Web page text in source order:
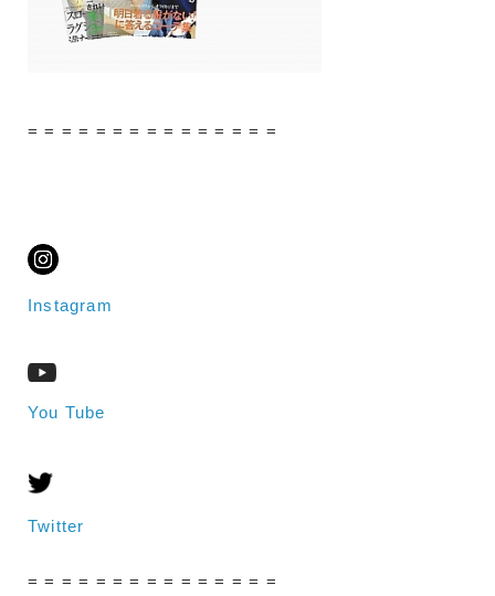
= = = = = = = = = = = = = = =
Instagram
You Tube
Twitter
= = = = = = = = = = = = = = =